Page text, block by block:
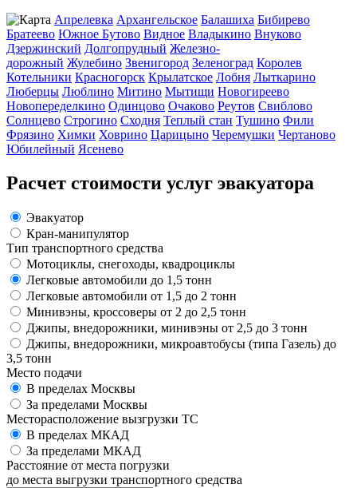
Апрелевка Архангельское Балашиха Бибирево
Братеево Южное Бутово Видное Владыкино Внуково
Дзержинский Долгопрудный Железно-
дорожный Жулебино Звенигород Зеленоград Королев
Котельники Красногорск Крылатское Лобня Лыткарино
Люберцы Люблино Митино Мытищи Новогиреево
Новопеределкино Одинцово Очаково Реутов Свиблово
Солнцево Строгино Сходня Теплый стан Тушино Фили
Фрязино Химки Ховрино Царицыно Черемушки Чертаново
Юбилейный Ясенево
Расчет стоимости услуг эвакуатора
Эвакуатор
Кран-манипулятор
Тип транспортного средства
Мотоциклы, снегоходы, квадроциклы
Легковые автомобили до 1,5 тонн
Легковые автомобили от 1,5 до 2 тонн
Минивэны, кроссоверы от 2 до 2,5 тонн
Джипы, внедорожники, минивэны от 2,5 до 3 тонн
Джипы, внедорожники, микроавтобусы (типа Газель) до
3,5 тонн
Место подачи
В пределах Москвы
За пределами Москвы
Месторасположение вызгрузки ТС
В пределах МКАД
За пределами МКАД
Расстояние от места погрузки
до места выгрузки транспортного средства